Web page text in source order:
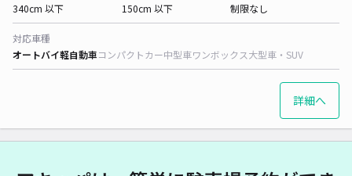
340cm 以下
150cm 以下
制限なし
対応車種
オートバイ軽自動車コンパクトカー中型車ワンボックス大型車・SUV
詳細へ